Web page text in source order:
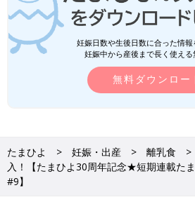
妊娠日数や生後日数に合った情報
妊娠中から産後まで長く使える
無料ダウンロー
たまひよ 妊娠・出産 離乳食
入！【たまひよ30周年記念★短期連載た
#9】